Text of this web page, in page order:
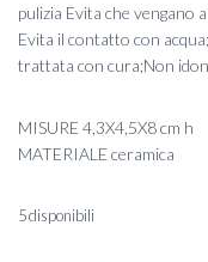
pulizia Evita che vengano
Evita il contatto con
trattata con cura;Non
MISURE 4,3X4,5X8 cm h
MATERIALE ceramica
5 disponibili